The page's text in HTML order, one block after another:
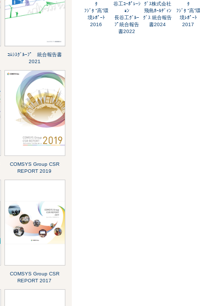
ｺﾑｼｽｸﾞﾙｰﾌﾟ 統合報告書
2021
COMSYS Group CSR
REPORT 2019
COMSYS Group CSR
REPORT 2017
ﾀ
ﾌｼﾞﾀ “高”環
境ﾚﾎﾟｰﾄ
2016
谷工ｺｰﾎﾟﾚｰｼ
ｮﾝ
長谷工ｸﾞﾙｰ
ﾌﾟ統合報告
書2022
ｸﾞｽ株式会社
飛島ﾎｰﾙﾃﾞｨﾝ
ｸﾞｽ 統合報告
書2024
ﾀ
ﾌｼﾞﾀ “高”環
境ﾚﾎﾟｰﾄ
2017